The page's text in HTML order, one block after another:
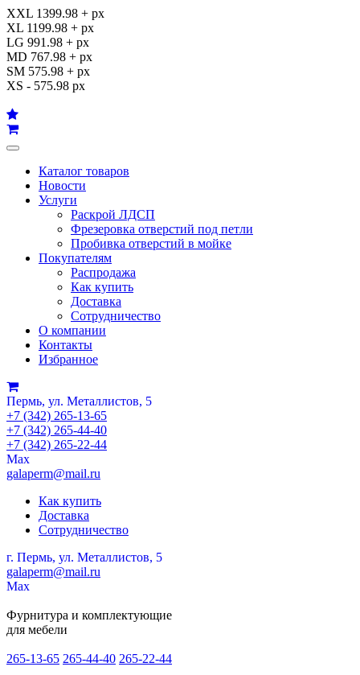
XXL 1399.98 + px
XL 1199.98 + px
LG 991.98 + px
MD 767.98 + px
SM 575.98 + px
XS - 575.98 px
Каталог товаров
Новости
Услуги
Раскрой ЛДСП
Фрезеровка отверстий под петли
Пробивка отверстий в мойке
Покупателям
Распродажа
Как купить
Доставка
Сотрудничество
О компании
Контакты
Избранное
Пермь, ул. Металлистов, 5
+7 (342) 265-13-65
+7 (342) 265-44-40
+7 (342) 265-22-44
Мах
galaperm@mail.ru
Как купить
Доставка
Сотрудничество
г. Пермь, ул. Металлистов, 5
galaperm@mail.ru
Мах
Фурнитура и комплектующие
для мебели
265-13-65 265-44-40 265-22-44